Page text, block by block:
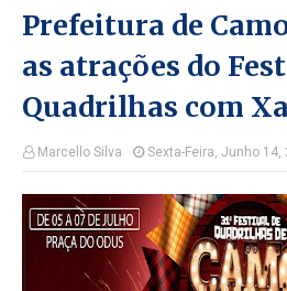
Prefeitura de
as atrações do
Quadrilhas com
Marcello Silva Sexta-Feira, Junho 14,